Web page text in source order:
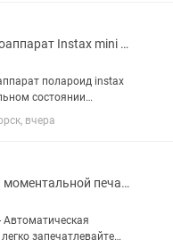
Продам фотоаппарат Instax mini 12( 20 картриджей новые) (СРОЧНО!)
полароид instax
состоянии
2 раза
вчера
Фотокамера моментальной печати Fuifilm Instax mini 12 зеленый
Автоматическая
запечатлевайте